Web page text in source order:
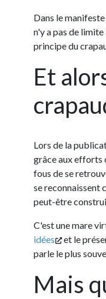
Dans le manifeste une
n'y a pas de limite à la
principe du crapaud fou.
Et alors
crapauds
Lors de la publication du
grâce aux efforts d'une
fous de se retrouver,mose
se reconnaissent comme
peut-être construire
C'est une mare virtuelle
et le présentwiki
.
parle le plus souvent du
Mais quoi